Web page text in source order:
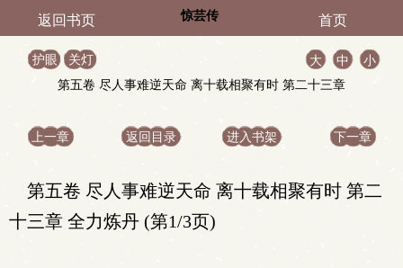
返回书页 惊芸传 首页
护眼 关灯 大 中
小
第五卷 尽人事难逆天命 离十载相聚有时 第二十三章
全力炼丹
上一章 返回目录 进入书架 下一章
第五卷 尽人事难逆天命 离十载相聚有时 第二
十三章 全力炼丹 (第1/3页)